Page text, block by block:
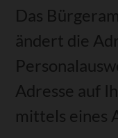
Das
ändert die
Adresse auf
mittels eines